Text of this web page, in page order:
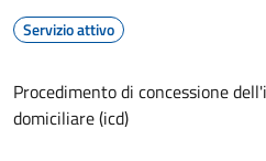
Servizio attivo
Procedimento di concessione
domiciliare (icd)